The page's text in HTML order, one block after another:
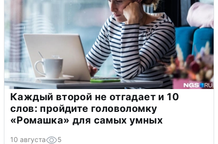
Каждый второй не отгадает и 10
слов: пройдите головоломку
«Ромашка» для самых умных
10 августа 5